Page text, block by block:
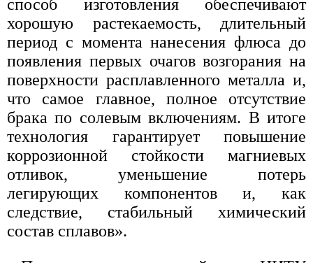
способ изготовления обеспечивают
хорошую растекаемость, длительный
период с момента нанесения флюса до
появления первых очагов возгорания на
поверхности расплавленного металла и,
что самое главное, полное отсутствие
брака по солевым включениям. В итоге
технология гарантирует повышение
коррозионной стойкости магниевых
отливок, уменьшение потерь
легирующих компонентов и, как
следствие, стабильный химический
состав сплавов».